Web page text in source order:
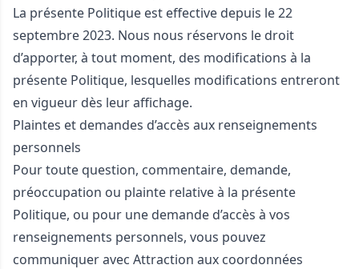
La présente Politique est effective depuis le 22
septembre 2023. Nous nous réservons le droit
d’apporter, à tout moment, des modifications à la
présente Politique, lesquelles modifications entreront
en vigueur dès leur affichage.
Plaintes et demandes d’accès aux renseignements
personnels
Pour toute question, commentaire, demande,
préoccupation ou plainte relative à la présente
Politique, ou pour une demande d’accès à vos
renseignements personnels, vous pouvez
communiquer avec Attraction aux coordonnées